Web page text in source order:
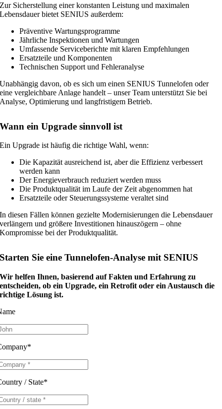
Zur Sicherstellung einer konstanten Leistung und maximalen
Lebensdauer bietet SENIUS außerdem:
Präventive Wartungsprogramme
Jährliche Inspektionen und Wartungen
Umfassende Serviceberichte mit klaren Empfehlungen
Ersatzteile und Komponenten
Technischen Support und Fehleranalyse
Unabhängig davon, ob es sich um einen SENIUS Tunnelofen oder
eine vergleichbare Anlage handelt – unser Team unterstützt Sie bei
Analyse, Optimierung und langfristigem Betrieb.
Wann ein Upgrade sinnvoll ist
Ein Upgrade ist häufig die richtige Wahl, wenn:
Die Kapazität ausreichend ist, aber die Effizienz verbessert
werden kann
Der Energieverbrauch reduziert werden muss
Die Produktqualität im Laufe der Zeit abgenommen hat
Ersatzteile oder Steuerungssysteme veraltet sind
In diesen Fällen können gezielte Modernisierungen die Lebensdauer
verlängern und größere Investitionen hinauszögern – ohne
Kompromisse bei der Produktqualität.
Starten Sie eine Tunnelofen‑Analyse mit SENIUS
Wir helfen Ihnen, basierend auf Fakten und Erfahrung zu
entscheiden, ob ein Upgrade, ein Retrofit oder ein Austausch die
richtige Lösung ist.
/ State*